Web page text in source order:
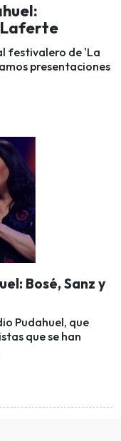
Laferte
festivalero de 'La
presentaciones
Bosé, Sanz y
Pudahuel, que
que se han